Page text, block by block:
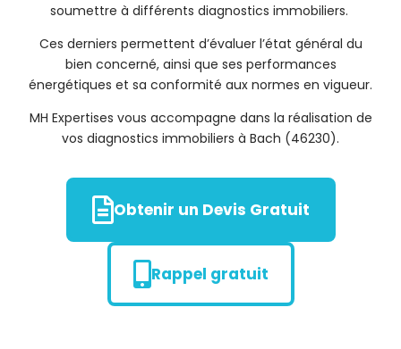
soumettre à différents diagnostics immobiliers.
Ces derniers permettent d’évaluer l’état général du
bien concerné, ainsi que ses performances
énergétiques et sa conformité aux normes en vigueur.
MH Expertises vous accompagne dans la réalisation de
vos diagnostics immobiliers à Bach (46230).
Obtenir un Devis Gratuit
Rappel gratuit